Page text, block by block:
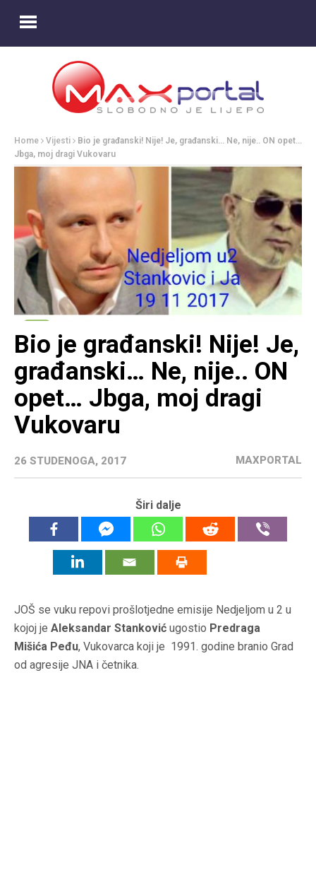
Home Vijesti
Bio je građanski! Nije! Je, građanski… Ne, nije.. ON opet…
Jbga, moj dragi Vukovaru
Bio je građanski! Nije! Je,
građanski… Ne, nije.. ON
opet… Jbga, moj dragi
Vukovaru
26 STUDENOGA, 2017 MAXPORTAL
Širi dalje
JOŠ se vuku repovi prošlotjedne emisije Nedjeljom u 2 u
kojoj je Aleksandar Stanković ugostio Predraga
Mišića Peđu, Vukovarca koji je 1991. godine branio Grad
od agresije JNA i četnika.